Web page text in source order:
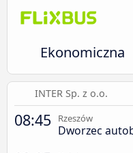
Ekonomiczna
INTER Sp. z o.o.
08:45 Rzeszów
Dworzec